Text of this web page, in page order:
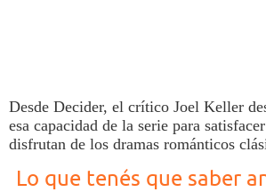
Desde Decider, el crítico Joel Keller
esa capacidad de la serie para
disfrutan de los dramas románticos
Lo que tenés que saber